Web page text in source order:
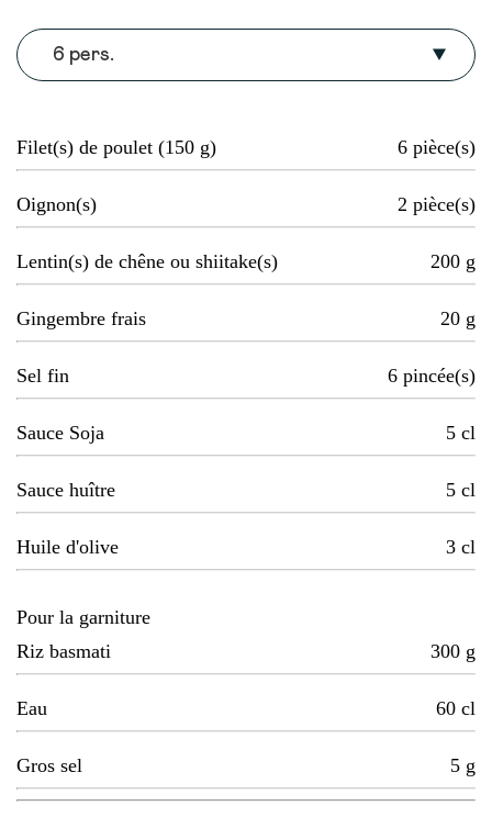
6 pers.
Filet(s) de poulet (150 g) 6 pièce(s)
Oignon(s) 2 pièce(s)
Lentin(s) de chêne ou shiitake(s) 200 g
Gingembre frais 20 g
Sel fin 6 pincée(s)
Sauce Soja 5 cl
Sauce huître 5 cl
Huile d'olive 3 cl
Pour la garniture
Riz basmati
300 g
Eau 60 cl
Gros sel 5 g